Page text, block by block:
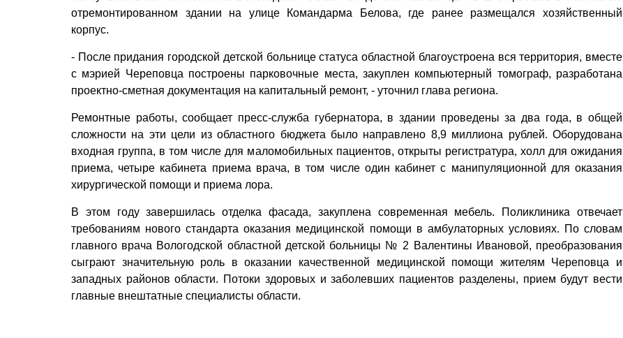
отремонтированном здании на улице Командарма Белова, где ранее размещался хозяйственный
корпус.
- После придания городской детской больнице статуса областной благоустроена вся территория, вместе
с мэрией Череповца построены парковочные места, закуплен компьютерный томограф, разработана
проектно-сметная документация на капитальный ремонт, - уточнил глава региона.
Ремонтные работы, сообщает пресс-служба губернатора, в здании проведены за два года, в общей
сложности на эти цели из областного бюджета было направлено 8,9 миллиона рублей. Оборудована
входная группа, в том числе для маломобильных пациентов, открыты регистратура, холл для ожидания
приема, четыре кабинета приема врача, в том числе один кабинет с манипуляционной для оказания
хирургической помощи и приема лора.
В этом году завершилась отделка фасада, закуплена современная мебель. Поликлиника отвечает
требованиям нового стандарта оказания медицинской помощи в амбулаторных условиях. По словам
главного врача Вологодской областной детской больницы № 2 Валентины Ивановой, преобразования
сыграют значительную роль в оказании качественной медицинской помощи жителям Череповца и
западных районов области. Потоки здоровых и заболевших пациентов разделены, прием будут вести
главные внештатные специалисты области.